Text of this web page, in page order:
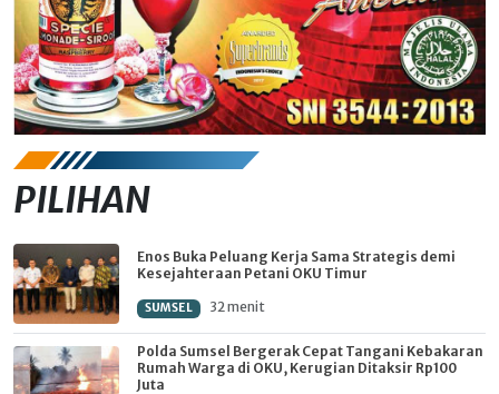
PILIHAN
Enos Buka Peluang Kerja Sama Strategis demi
Kesejahteraan Petani OKU Timur
SUMSEL 32 menit
Polda Sumsel Bergerak Cepat Tangani Kebakaran
Rumah Warga di OKU, Kerugian Ditaksir Rp100
Juta